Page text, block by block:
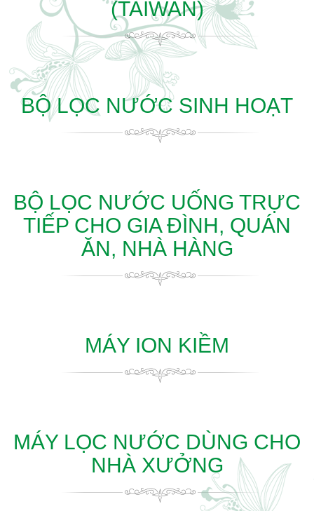
(TAIWAN)
BỘ LỌC NƯỚC SINH HOẠT
BỘ LỌC NƯỚC UỐNG TRỰC
TIẾP CHO GIA ĐÌNH, QUÁN
ĂN, NHÀ HÀNG
MÁY ION KIỀM
MÁY LỌC NƯỚC DÙNG CHO
NHÀ XƯỞNG